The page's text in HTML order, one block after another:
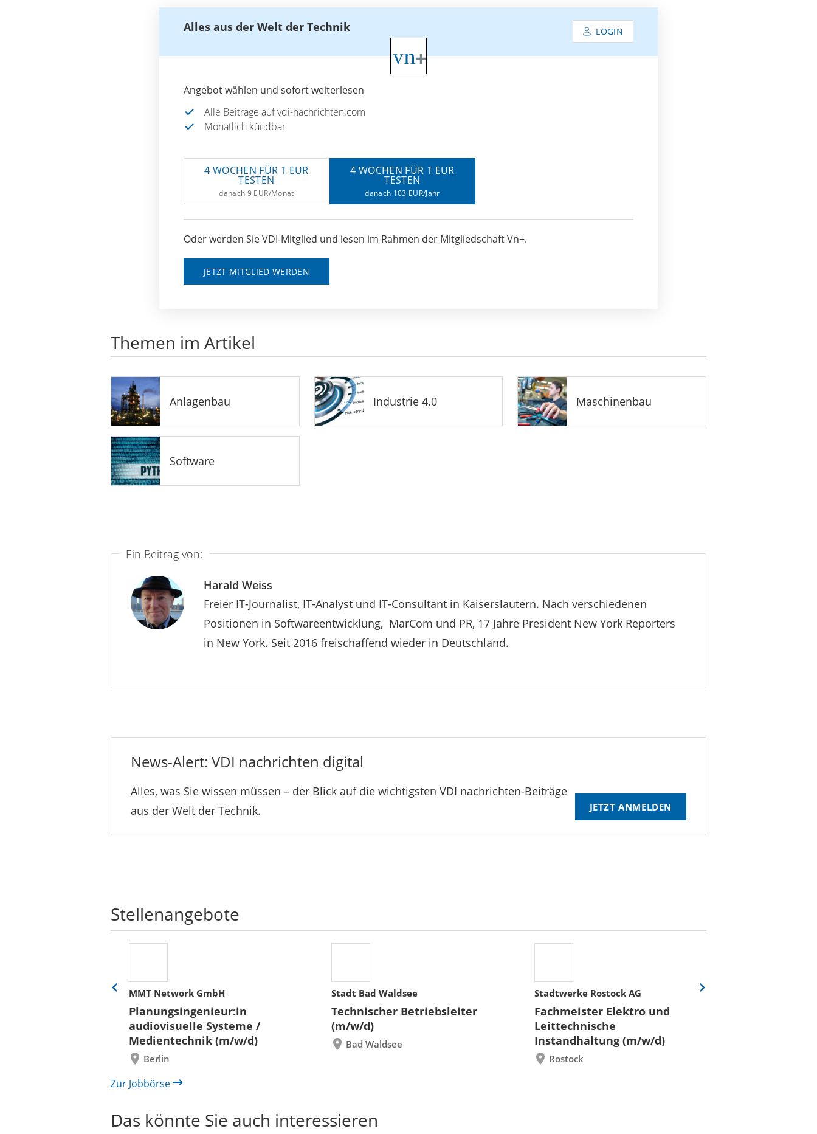
Alles aus der Welt der Technik LOGIN
Angebot wählen und sofort weiterlesen
Alle Beiträge auf vdi-nachrichten.com
Monatlich kündbar
4 WOCHEN FÜR 1 EUR
TESTEN
danach 9 EUR/Monat
4 WOCHEN FÜR 1 EUR
TESTEN
danach 103 EUR/Jahr
Oder werden Sie VDI-Mitglied und lesen im Rahmen der Mitgliedschaft Vn+.
JETZT MITGLIED WERDEN
Themen im Artikel
Anlagenbau Industrie 4.0 Maschinenbau
Software
Ein Beitrag von:
Harald Weiss
Freier IT-Journalist, IT-Analyst und IT-Consultant in Kaiserslautern. Nach verschiedenen
Positionen in Softwareentwicklung, MarCom und PR, 17 Jahre President New York Reporters
in New York. Seit 2016 freischaffend wieder in Deutschland.
News-Alert: VDI nachrichten digital
Alles, was Sie wissen müssen – der Blick auf die wichtigsten VDI nachrichten-Beiträge
aus der Welt der Technik.
JETZT ANMELDEN
Stellenangebote
MMT Network GmbH
Planungsingenieur:in
audiovisuelle Systeme /
Medientechnik (m/w/d)
Berlin
Stadt Bad Waldsee
Technischer Betriebsleiter
(m/w/d)
Bad Waldsee
Stadtwerke Rostock AG
Fachmeister Elektro und
Leittechnische
Instandhaltung (m/w/d)
Rostock
Eine
zurück
Eine
Zur Jobbörse
Das könnte Sie auch interessieren